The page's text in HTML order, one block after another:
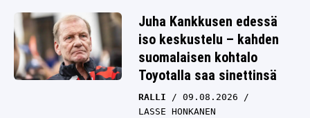
Juha Kankkusen edessä
iso keskustelu – kahden
suomalaisen kohtalo
Toyotalla saa sinettinsä
RALLI
09.08.2026
LASSE HONKANEN